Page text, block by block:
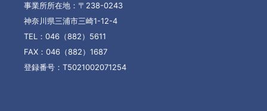
事業所所在地：〒238-0243
神奈川県三浦市三崎1-12-4
TEL：046（882）5611
FAX：046（882）1687
登録番号：T5021002071254